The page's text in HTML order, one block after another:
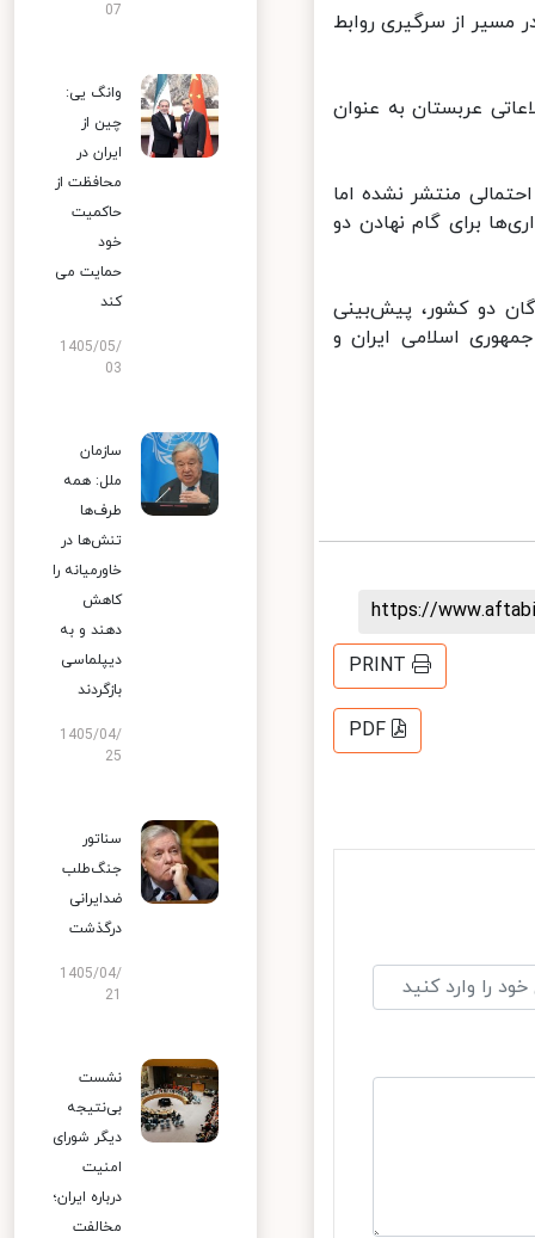
از سرگیری روابط
عربستان به عنوان
منتشر نشده اما
برای گام نهادن دو
دو کشور، پیش‌بینی
اسلامی ایران و
https://
PRINT
PDF
07
وانگ یی:
چین از
ایران در
محافظت از
حاکمیت
خود
حمایت می
کند
1405/05/
03
سازمان
ملل: همه
طرف‌ها
تنش‌ها در
خاورمیانه را
کاهش
دهند و به
دیپلماسی
بازگردند
1405/04/
25
سناتور
جنگ‌طلب
ضدایرانی
درگذشت
1405/04/
نشست
بی‌نتیجه
دیگر شورای
امنیت
درباره ایران؛
مخالفت